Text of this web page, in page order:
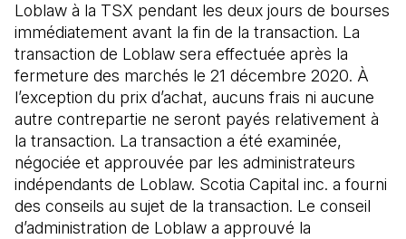
Loblaw à la TSX pendant les deux jours de bourses
immédiatement avant la fin de la transaction. La
transaction de Loblaw sera effectuée après la
fermeture des marchés le 21 décembre 2020. À
l’exception du prix d’achat, aucuns frais ni aucune
autre contrepartie ne seront payés relativement à
la transaction. La transaction a été examinée,
négociée et approuvée par les administrateurs
indépendants de Loblaw. Scotia Capital inc. a fourni
des conseils au sujet de la transaction. Le conseil
d’administration de Loblaw a approuvé la